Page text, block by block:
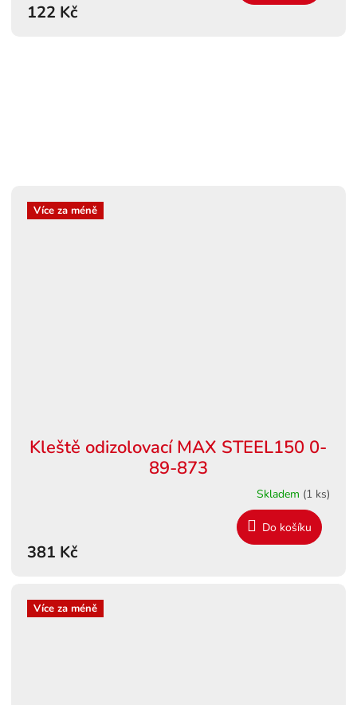
122 Kč
Více za méně
Kleště odizolovací MAX STEEL150 0-
89-873
Skladem (1 ks)
381 Kč
Do košíku
Více za méně